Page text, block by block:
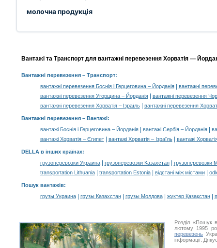
молочна продукція
Вантажі та Транспорт для вантажні перевезення Хорватія —
Вантажні перевезення– Транспорт:
вантажні перевезення Боснія і Герцеговина – Йорданія|
вантажні
вантажні перевезення Угорщина – Йорданія|
вантажні перевезення
вантажні перевезення Хорватія – Ізраїль| вантажні перевезення
Вантажні перевезення – Вантажі:
вантажі Боснія і Герцеговина – Йорданія| вантажі Сербія – Йорданія|
вантажі Хорватія – Єгипет| вантажі Хорватія – Ізраїль| вантажі
DELLA в інших країнах:
грузоперевозки Украина| грузоперевозки Казахстан|
грузоперевозки
transportation Lithuania| transportation Estonia| відстані між містами|
Пошук вантажів:
грузы Украина| грузы Казахстан| грузы Молдова| жүктер Қазақстан|
Розділ «Пошук
лютому 1995
перевезень
інформації.